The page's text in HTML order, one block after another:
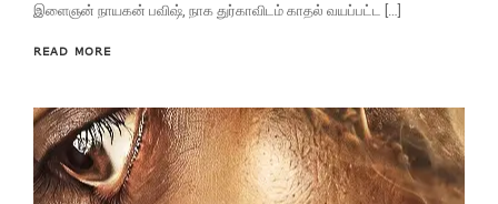
இளைஞன் நாயகன் பவிஷ், நாக துர்காவிடம் காதல் வயப்பட்ட […]
READ MORE